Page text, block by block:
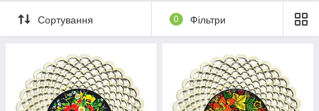
Сортування 0 Фільтри